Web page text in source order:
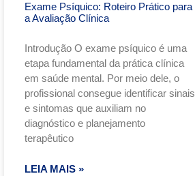
Exame Psíquico: Roteiro Prático para
a Avaliação Clínica
Introdução O exame psíquico é uma
etapa fundamental da prática clínica
em saúde mental. Por meio dele, o
profissional consegue identificar sinais
e sintomas que auxiliam no
diagnóstico e planejamento
terapêutico
LEIA MAIS »